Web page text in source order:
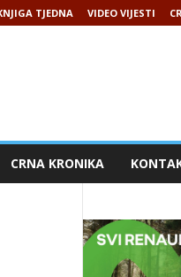
TJEDNA VIDEO VIJESTI
CRNA KRONIKA